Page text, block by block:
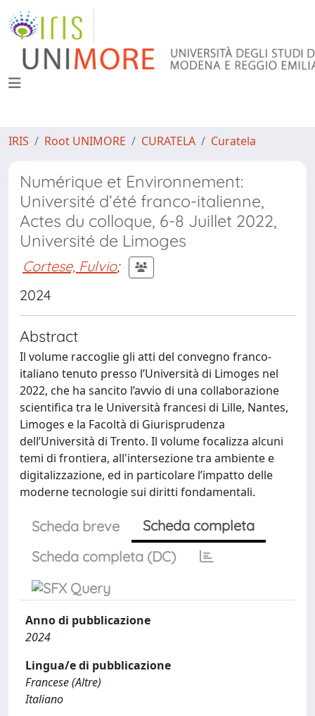
IRIS Root UNIMORE CURATELA Curatela
Numérique et Environnement:
Université d’été franco-italienne,
Actes du colloque, 6-8 Juillet 2022,
Université de Limoges
Cortese, Fulvio;
2024
Abstract
Il volume raccoglie gli atti del convegno franco-
italiano tenuto presso l’Università di Limoges nel
2022, che ha sancito l’avvio di una collaborazione
scientifica tra le Università francesi di Lille, Nantes,
Limoges e la Facoltà di Giurisprudenza
dell’Università di Trento. Il volume focalizza alcuni
temi di frontiera, all'intersezione tra ambiente e
digitalizzazione, ed in particolare l’impatto delle
moderne tecnologie sui diritti fondamentali.
Scheda breve
Scheda completa
Scheda completa (DC)
Anno di pubblicazione
2024
Lingua/e di pubblicazione
Francese (Altre)
Italiano